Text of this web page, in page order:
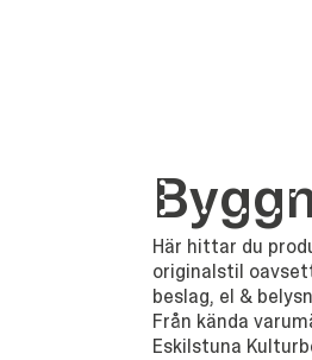
Här hittar du
originalstil
beslag, el &
Från kända
Eskilstuna